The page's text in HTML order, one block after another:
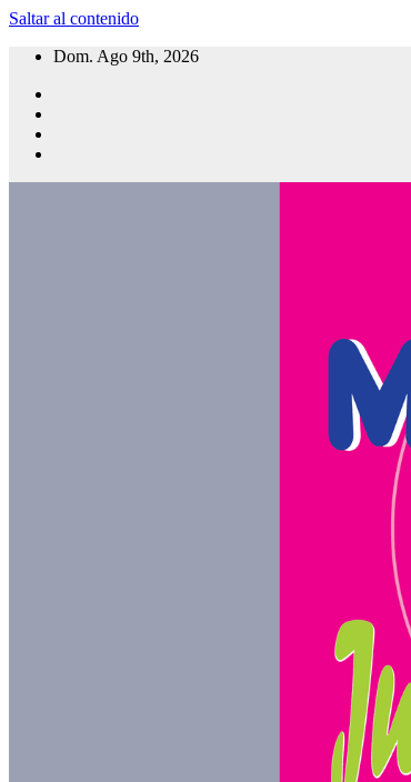
Saltar al contenido
Dom. Ago 9th, 2026